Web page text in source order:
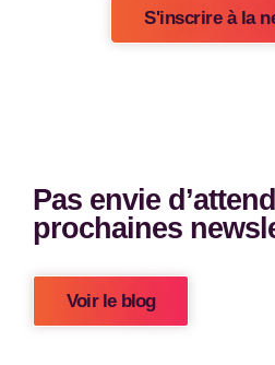
s'inscrire à la
Pas envie
prochaines
Voir le blog